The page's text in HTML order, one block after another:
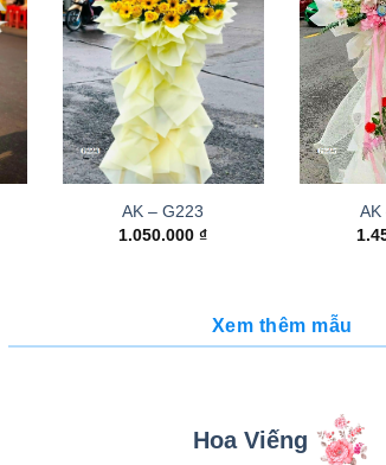
AK – G223
1.050.000₫
AK
Xem thêm mẫu
Hoa Viếng